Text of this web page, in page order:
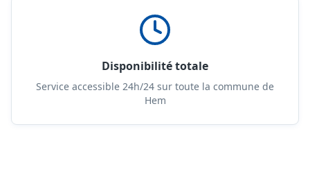
Disponibilité totale
Service accessible 24h/24 sur toute la commune de
Hem